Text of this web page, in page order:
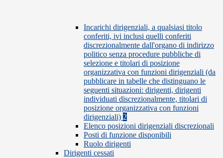
Incarichi dirigenziali, a qualsiasi titolo
conferiti, ivi inclusi quelli conferiti
discrezionalmente dall'organo di indirizzo
politico senza procedure pubbliche di
selezione e titolari di posizione
organizzativa con funzioni dirigenziali (da
pubblicare in tabelle che distinguano le
seguenti situazioni: dirigenti, dirigenti
individuati discrezionalmente, titolari di
posizione organizzativa con funzioni
dirigenziali) 2
Elenco posizioni dirigenziali discrezionali
Posti di funzione disponibili
Ruolo dirigenti
Dirigenti cessati